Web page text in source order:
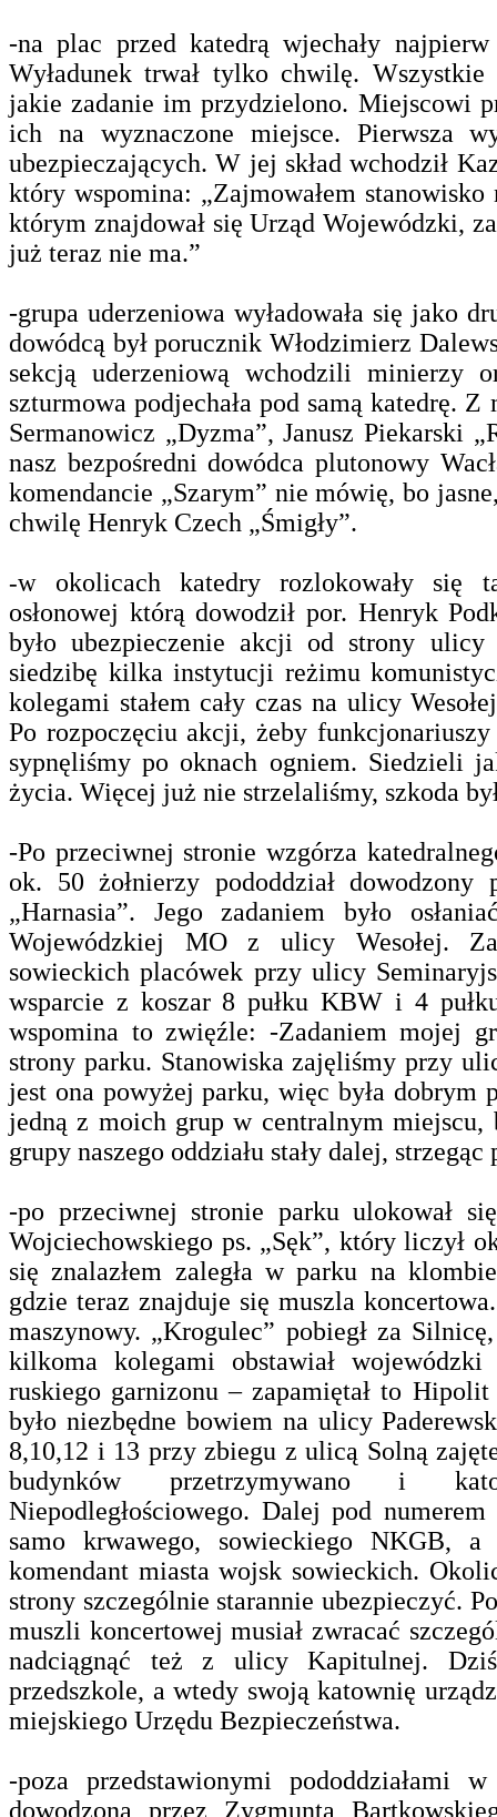
-na plac przed katedrą wjechały
Wyładunek trwał tylko chwilę. Wszystkie
jakie zadanie im przydzielono. Miejscowi
ich na wyznaczone miejsce. Pierwsza
ubezpieczających.W jej skład wchodził
który wspomina: „Zajmowałem
którym znajdował się Urząd Wojewódzki,
już teraz nie ma.”
-grupa uderzeniowa wyładowała się jako
dowódcą był porucznik Włodzimierz
sekcją uderzeniową wchodzili minierzy
szturmowa podjechała pod samą katedrę.
Sermanowicz „Dyzma”, Janusz Piekarski
nasz bezpośredni dowódca plutonowy
komendancie „Szarym” nie mówię, bo
chwilę Henryk Czech „Śmigły”.
-w okolicach katedry rozlokowały się
osłonowej którą dowodził por. Henryk
było ubezpieczenie akcji od strony ulicy
siedzibę kilka instytucji reżimu
kolegami stałem cały czas na ulicy
Po rozpoczęciu akcji, żeby
sypnęliśmy po oknach ogniem. Siedzieli
życia. Więcej już nie strzelaliśmy, szkoda
-Po przeciwnej stronie wzgórza
ok. 50 żołnierzy pododdział dowodzony
„Harnasia”. Jego zadaniem było
Wojewódzkiej MO z ulicy Wesołej.
sowieckich placówek przy ulicy
wsparcie z koszar 8 pułku KBW i 4
wspomina to zwięźle: -Zadaniem mojej
strony parku. Stanowiska zajęliśmy przy
jest ona powyżej parku, więc była dobrym
jedną z moich grup w centralnym miejscu,
grupy naszego oddziału stały dalej,
-po przeciwnej stronie parku ulokował
Wojciechowskiego ps. „Sęk”, który liczył
się znalazłem zaległa w parku na
gdzie teraz znajduje się muszla
maszynowy. „Krogulec” pobiegł za
kilkoma kolegami obstawiał
ruskiego garnizonu – zapamiętał to
było niezbędne bowiem na ulicy
8,10,12 i 13 przy zbiegu z ulicą Solną
budynków przetrzymywano i
Niepodległościowego. Dalej pod
samo krwawego, sowieckiego NKGB,
komendant miasta wojsk sowieckich.
strony szczególnie starannie ubezpieczyć.
muszli koncertowej musiał zwracać
nadciągnąć też z ulicy Kapitulnej.
przedszkole, a wtedy swoją katownię
miejskiego Urzędu Bezpieczeństwa.
-poza przedstawionymi pododdziałami
dowodzona przez Zygmunta